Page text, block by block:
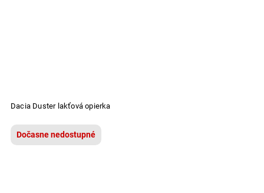
Dacia Duster lakťová opierka
Dočasne nedostupné